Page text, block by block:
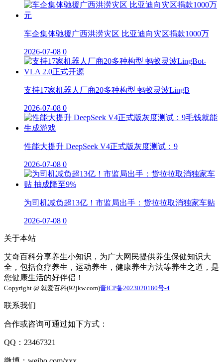
车企集体驰援广西洪涝灾区 比亚迪向灾区捐款1000万
2026-07-08 0
支持17家机器人厂商20多种构型 蚂蚁灵波LingB
2026-07-08 0
性能大提升 DeepSeek V4正式版灰度测试：9
2026-07-08 0
为司机减负超13亿！市监局出手：货拉拉取消独家车贴
2026-07-08 0
关于本站
艾奇百科分享养生小知识，为广大网民提供养生保健知识大
全，包括食疗养生，运动养生，健康养生方法等养生之道，是
您健康生活的好伴侣！
Copyright @ 就爱百科(92jkw.com)晋ICP备2023020180号-4
联系我们
合作或咨询可通过如下方式：
QQ：23467321